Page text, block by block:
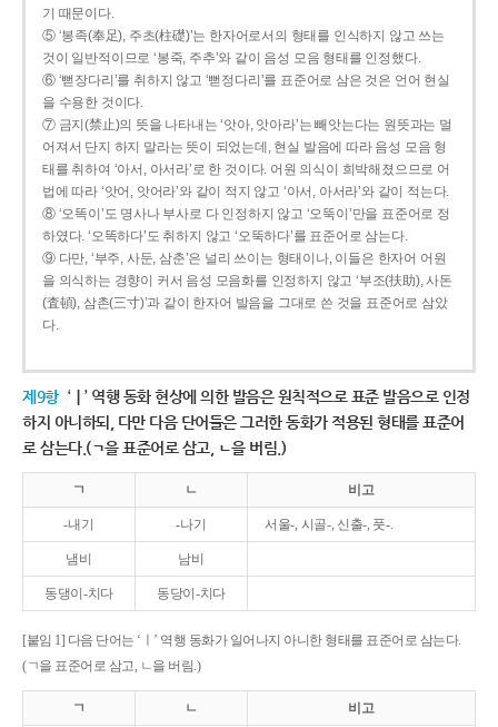
기 때문이다.
⑤ ‘봉족(奉足), 주초(柱礎)’는 한자어로서의 형태를 인식하지 않고 쓰는
것이 일반적이므로 ‘봉죽, 주추’와 같이 음성 모음 형태를 인정했다.
⑥ ‘뻗장다리’를 취하지 않고 ‘뻗정다리’를 표준어로 삼은 것은 언어 현실
을 수용한 것이다.
⑦ 금지(禁止)의 뜻을 나타내는 ‘앗아, 앗아라’는 빼앗는다는 원뜻과는 멀
어져서 단지 하지 말라는 뜻이 되었는데, 현실 발음에 따라 음성 모음 형
태를 취하여 ‘아서, 아서라’로 한 것이다. 어원 의식이 희박해졌으므로 어
법에 따라 ‘앗어, 앗어라’와 같이 적지 않고 ‘아서, 아서라’와 같이 적는다.
⑧ ‘오똑이’도 명사나 부사로 다 인정하지 않고 ‘오뚝이’만을 표준어로 정
하였다. ‘오똑하다’도 취하지 않고 ‘오뚝하다’를 표준어로 삼는다.
⑨ 다만, ‘부주, 사둔, 삼춘’은 널리 쓰이는 형태이나, 이들은 한자어 어원
을 의식하는 경향이 커서 음성 모음화를 인정하지 않고 ‘부조(扶助), 사돈
(査頓), 삼촌(三寸)’과 같이 한자어 발음을 그대로 쓴 것을 표준어로 삼았
다.
제9항 ‘ㅣ’ 역행 동화 현상에 의한 발음은 원칙적으로 표준 발음으로 인정
하지 아니하되, 다만 다음 단어들은 그러한 동화가 적용된 형태를 표준어
로 삼는다.(ㄱ을 표준어로 삼고, ㄴ을 버림.)
ㄱ ㄴ 비고
-내기 -나기 서울-, 시골-, 신출-, 풋-.
냄비 남비
동댕이-치다 동당이-치다
[붙임 1] 다음 단어는 ‘ㅣ’ 역행 동화가 일어나지 아니한 형태를 표준어로 삼는다.
(ㄱ을 표준어로 삼고, ㄴ을 버림.)
ㄱ ㄴ 비고